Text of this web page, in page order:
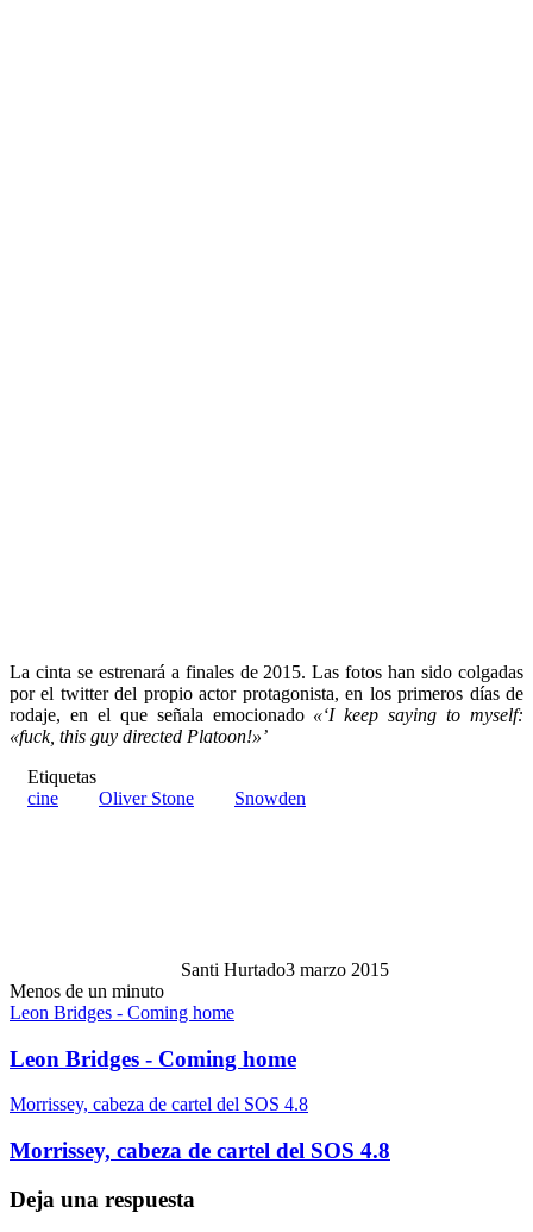
La cinta se estrenará a finales de 2015. Las fotos han sido colgadas
por el twitter del propio actor protagonista, en los primeros días de
rodaje, en el que señala emocionado «‘I keep saying to myself:
«fuck, this guy directed Platoon!»’
Etiquetas
cine
Oliver Stone Snowden
Santi Hurtado3 marzo 2015
Menos de un minuto
Leon Bridges - Coming home
Leon Bridges - Coming home
Morrissey, cabeza de cartel del SOS 4.8
Morrissey, cabeza de cartel del SOS 4.8
Deja una respuesta